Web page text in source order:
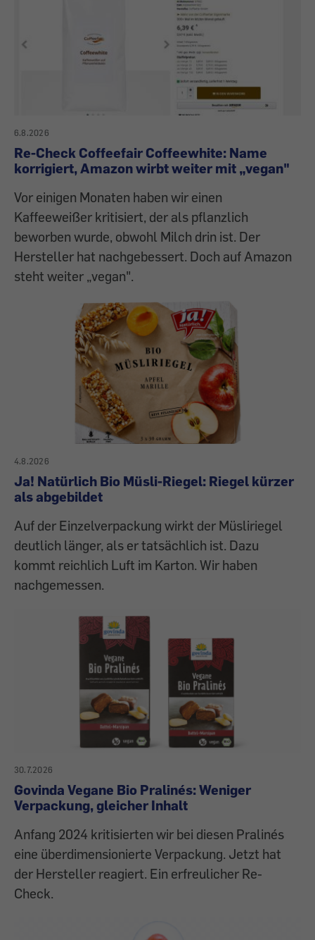
6.8.2026
Re-Check Coffeefair Coffeewhite: Name
korrigiert, Amazon wirbt weiter mit „vegan"
Vor einigen Monaten haben wir einen
Kaffeeweißer kritisiert, der als pflanzlich
beworben wurde, obwohl Milch drin ist. Der
Hersteller hat nachgebessert. Doch auf Amazon
steht weiter „vegan".
4.8.2026
Ja! Natürlich Bio Müsli-Riegel: Riegel kürzer
als abgebildet
Auf der Einzelverpackung wirkt der Müsliriegel
deutlich länger, als er tatsächlich ist. Dazu
kommt reichlich Luft im Karton. Wir haben
nachgemessen.
30.7.2026
Govinda Vegane Bio Pralinés: Weniger
Verpackung, gleicher Inhalt
Anfang 2024 kritisierten wir bei diesen Pralinés
eine überdimensionierte Verpackung. Jetzt hat
der Hersteller reagiert. Ein erfreulicher Re-
Check.